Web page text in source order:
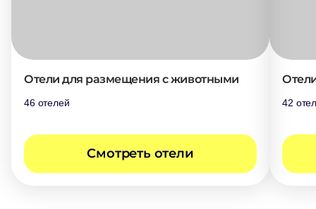
Отели для размещения с животными
46 отелей
Cмотреть отели
42